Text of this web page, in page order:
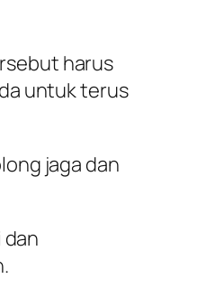
harus
untuk terus
jaga dan
dan